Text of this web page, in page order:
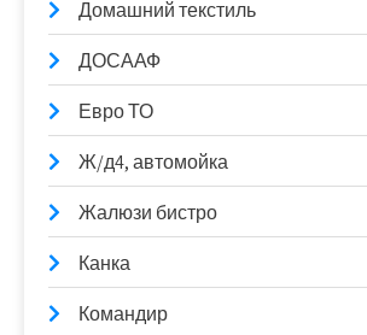
Домашний текстиль
ДОСААФ
Евро ТО
Ж/д4, автомойка
Жалюзи бистро
Канка
Командир